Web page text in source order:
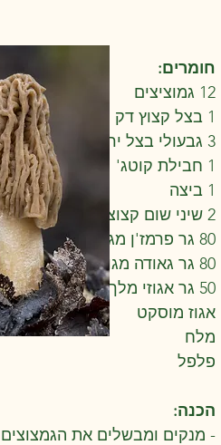
חומרים:
12 גמוציצים
1 בצל קצוץ דק
3 גבעולי בצל ירוק קצוץ דק
1 חבילת קוטג'
1 ביצה
2 שיני שום קצוצות דק
80 גר פרמז'ן מגורדת
80 גר גאודה מגורדת (או כל גבינה קשה אחרת שאתם אוהבים).
50 גר אגוזי מלך קצוצים דק
אגוז מוסקט
מלח
פלפל
הכנה:
- מנקים ומבשלים את